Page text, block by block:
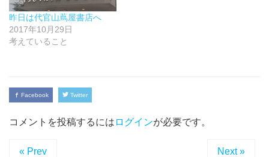
昨日は代官山蔦屋書店へ
2017年10月29日
考えていること
Facebook Twitter
コメントを投稿するには ログインが必要です。
« Prev Next »